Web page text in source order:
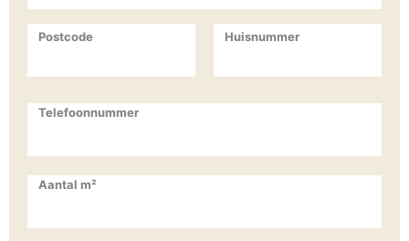
Huisnummer
Postcode
Telefoonnummer
Aantal m²